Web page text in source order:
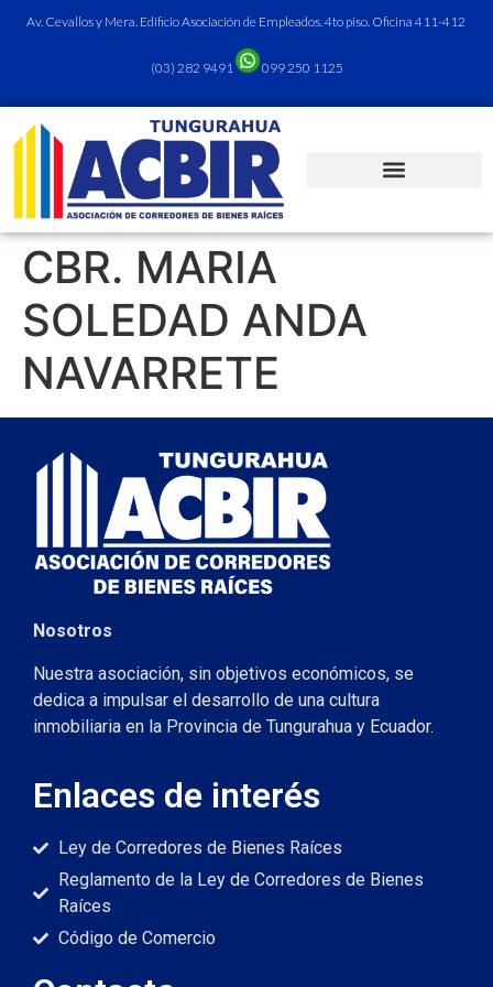
Av. Cevallos y Mera. Edificio Asociación de Empleados. 4to piso. Oficina 411-412
(03) 282 9491 099 250 1125
CBR. MARIA
SOLEDAD ANDA
NAVARRETE
Nosotros
Nuestra asociación, sin objetivos económicos, se
dedica a impulsar el desarrollo de una cultura
inmobiliaria en la Provincia de Tungurahua y Ecuador.
Enlaces de interés
Ley de Corredores de Bienes Raíces
Reglamento de la Ley de Corredores de Bienes
Raíces
Código de Comercio